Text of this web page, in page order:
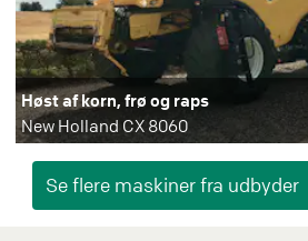
Høst af korn, frø og raps
New Holland CX 8060